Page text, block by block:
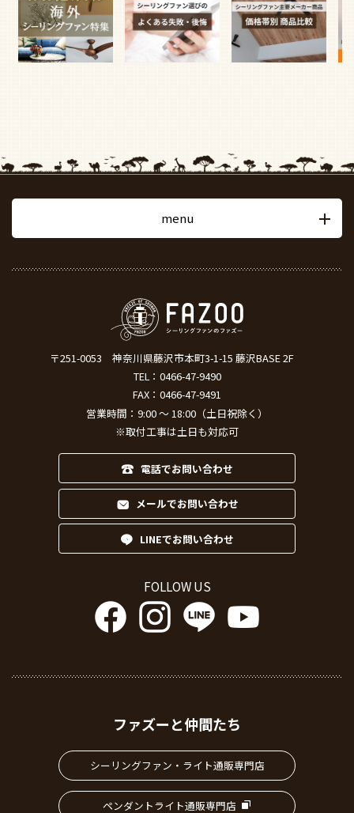
menu
〒251-0053
神奈川県藤沢市本町3-1-15 藤沢BASE 2F
TEL： 0466-47-9490
FAX：0466-47-9491
営業時間：9:00 ～ 18:00（土日祝除く）
※取付工事は土日も対応可
電話でお問い合わせ
メールでお問い合わせ
LINEでお問い合わせ
FOLLOW US
ファズーと仲間たち
シーリングファン・ライト通販専門店
ペンダントライト通販専門店